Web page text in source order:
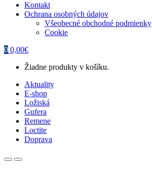
Kontakt
Ochrana osobných údajov
Všeobecné obchodné podmienky
Cookie
0 0,00€
Žiadne produkty v košíku.
Aktuality
E-shop
Ložiská
Gufera
Remene
Loctite
Doprava